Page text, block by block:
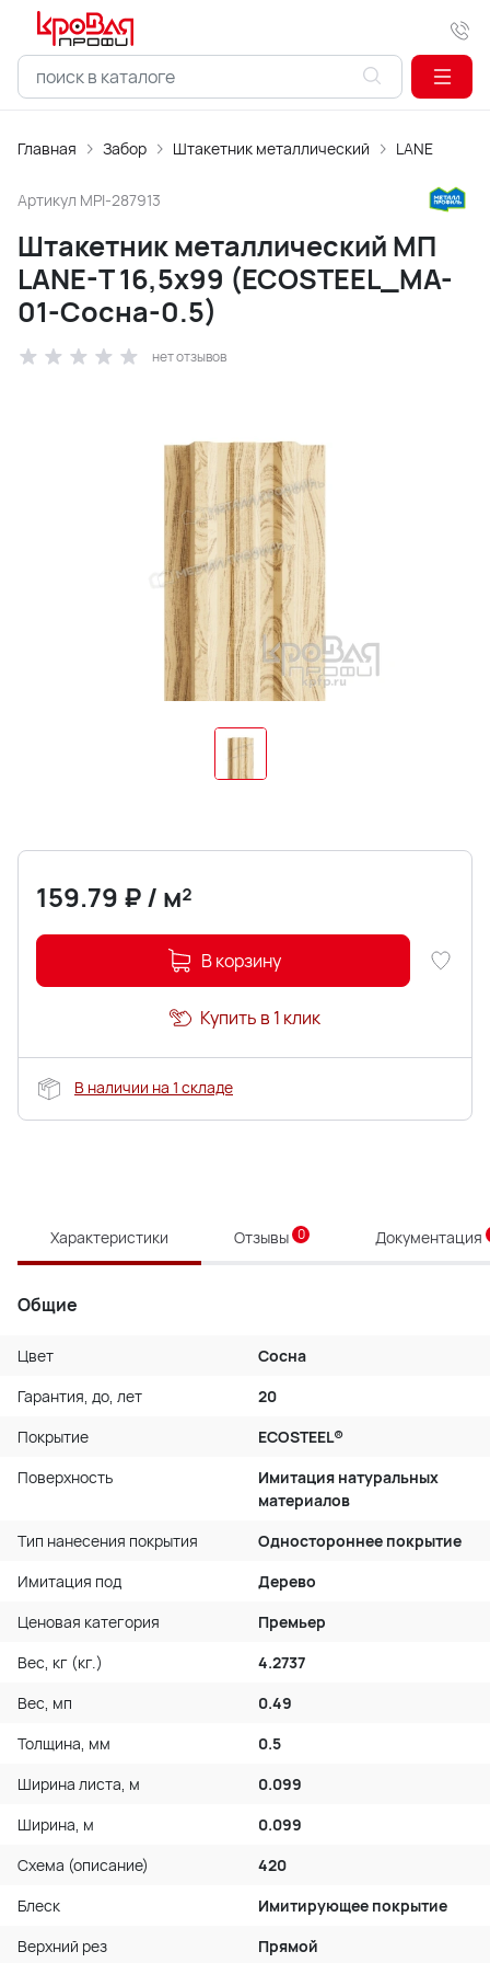
Главная Забор Штакетник металлический LАNE
Артикул MPI-287913
Штакетник металлический МП
LАNE-T 16,5х99 (ECOSTEEL_MA-
01-Сосна-0.5)
нет отзывов
159.79 ₽/ м²
В корзину
Купить в 1 клик
В наличии на 1 складе
Характеристики Отзывы 0 Документация
Общие
Цвет
Сосна
Гарантия, до, лет
20
Покрытие
ECOSTEEL®
Поверхность
Имитация натуральных
материалов
Тип нанесения покрытия
Одностороннее покрытие
Имитация под
Дерево
Ценовая категория
Премьер
Вес, кг (кг.)
4.2737
Вес, мп
0.49
Толщина, мм
0.5
Ширина листа, м
0.099
Ширина, м
0.099
Схема (описание)
420
Блеск
Имитирующее покрытие
Верхний рез
Прямой